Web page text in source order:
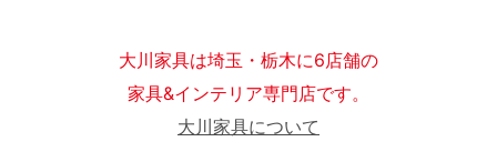
大川家具は埼玉・栃木に6店舗の
家具&インテリア専門店です。
大川家具について